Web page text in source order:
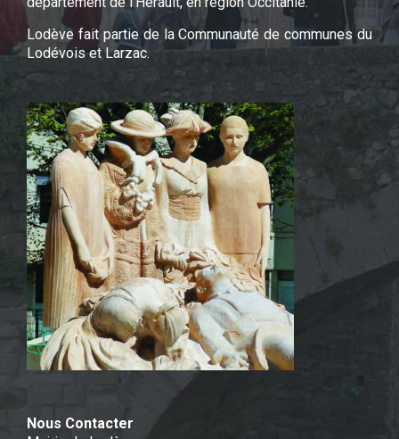
Lodève fait partie de la Communauté de communes du
Lodévois et Larzac.
Nous Contacter